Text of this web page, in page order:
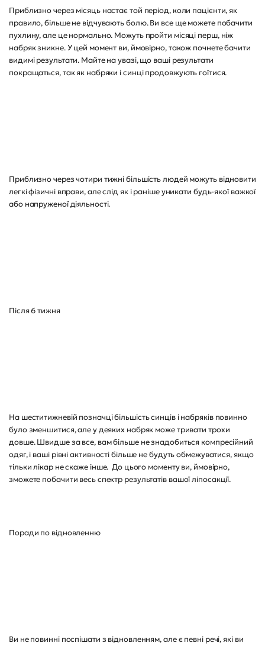
Приблизно через місяць настає той період, коли пацієнти, як
правило, більше не відчувають болю. Ви все ще можете побачити
пухлину, але це нормально. Можуть пройти місяці перш, ніж
набряк зникне. У цей момент ви, ймовірно, також почнете бачити
видимі результати. Майте на увазі, що ваші результати
покращаться, так як набряки і синці продовжують гоїтися.
Приблизно через чотири тижні більшість людей можуть відновити
легкі фізичні вправи, але слід як і раніше уникати будь-якої важкої
або напруженої діяльності.
Після 6 тижня
На шеститижневій позначці більшість синців і набряків повинно
було зменшитися, але у деяких набряк може тривати трохи
довше. Швидше за все, вам більше не знадобиться компресійний
одяг, і ваші рівні активності більше не будуть обмежуватися, якщо
тільки лікар не скаже інше. До цього моменту ви, ймовірно,
зможете побачити весь спектр результатів вашої ліпосакції.
Поради по відновленню
Ви не повинні поспішати з відновленням, але є певні речі, які ви